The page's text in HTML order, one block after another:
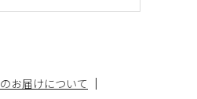
お届けについて